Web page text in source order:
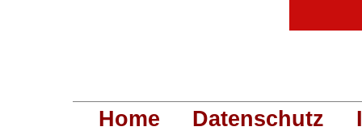
Home Datenschutz